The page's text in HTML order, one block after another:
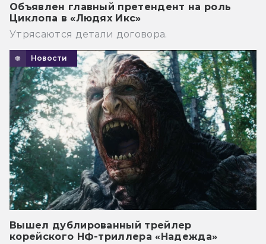
Объявлен главный претендент на роль
Циклопа в «Людях Икс»
Утрясаются детали договора.
Новости
Вышел дублированный трейлер
корейского НФ-триллера «Надежда»